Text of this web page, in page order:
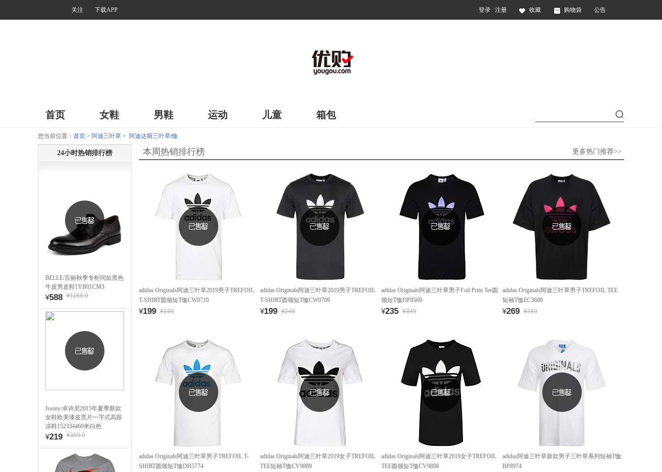
关注 下载APP 登录 / 注册 收藏 购物袋 公告
首页 女鞋 男鞋 运动 儿童 箱包
您当前位置： 首页 > 阿迪三叶草 > 阿迪达斯三叶草t恤
24小时热销排行榜
BELLE/百丽秋季专柜同款黑色
牛皮男皮鞋1YB01CM3
¥588 ¥1168.0
Josiny/卓诗尼2015年夏季新款
女鞋欧美漆皮亮片一字式高跟
凉鞋152334460米白色
¥219 ¥369.0
本周热销排行榜 更多热门推荐>>
adidas Originals阿迪三叶草2019男子TREFOIL
T-SHIRT圆领短T恤CW0710
¥199 ¥249
adidas Originals阿迪三叶草2019男子TREFOIL
T-SHIRT圆领短T恤CW0709
¥199 ¥249
adidas Originals阿迪三叶草男子Foil Print Tee圆
领短T恤DP8569
¥235 ¥349
adidas Originals阿迪三叶草男子TREFOIL TEE
短袖T恤EC3680
¥269 ¥349
adidas Originals阿迪三叶草男子TREFOIL T-
SHIRT圆领短T恤DH5774
adidas Originals阿迪三叶草2019女子TREFOIL
TEE短袖T恤CV9889
adidas Originals阿迪三叶草2019女子TREFOIL
TEE圆领短T恤CV9888
adidas阿迪三叶草新款男子三叶草系列短袖T恤
BP8974